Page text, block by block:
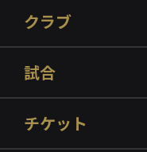
クラブ
試合
チケット